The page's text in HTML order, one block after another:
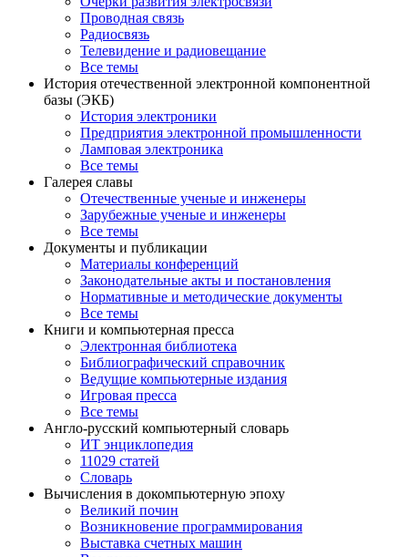
Проводная связь
Радиосвязь
Телевидение и радиовещание
Все темы
История отечественной электронной компонентной
базы (ЭКБ)
История электроники
Предприятия электронной промышленности
Ламповая электроника
Все темы
Галерея славы
Отечественные ученые и инженеры
Зарубежные ученые и инженеры
Все темы
Документы и публикации
Материалы конференций
Законодательные акты и постановления
Нормативные и методические документы
Все темы
Книги и компьютерная пресса
Электронная библиотека
Библиографический справочник
Ведущие компьютерные издания
Игровая пресса
Все темы
Англо-русский компьютерный словарь
ИТ энциклопедия
11029 статей
Словарь
Вычисления в докомпьютерную эпоху
Великий почин
Возникновение программирования
Выставка счетных машин